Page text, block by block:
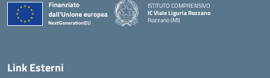
ISTITUTO COMPRENSIVO
IC Viale Liguria Rozzano
Rozzano (MI)
Link Esterni